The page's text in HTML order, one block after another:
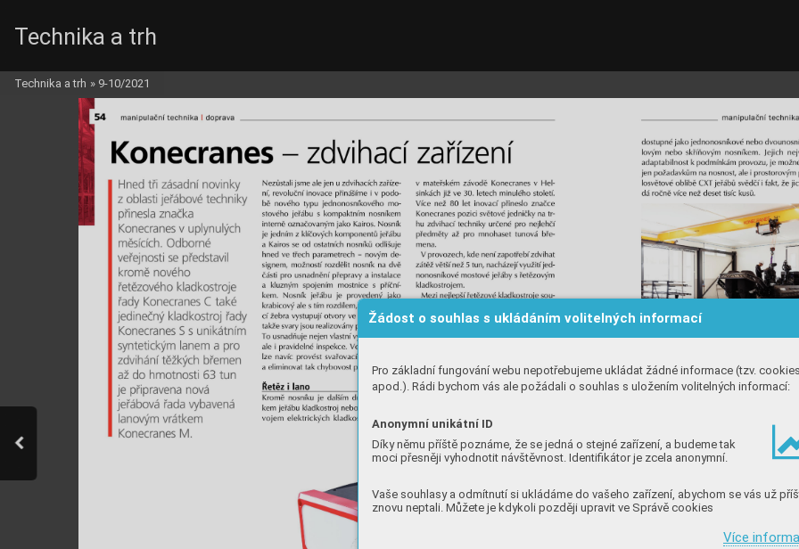
Žádost o souhlas s ukládáním volitelných informací
Pro základní fungování webu nepotřebujeme ukládat žádné informace (tzv.
apod.). Rádi bychom vás ale požádali o souhlas s uložením volitelných informací:
Anonymní unikátní ID
Díky němu příště poznáme, že se jedná o stejné zařízení, a budeme tak
moci přesněji vyhodnotit návštěvnost. Identifikátor je zcela anonymní.
Vaše souhlasy a odmítnutí si ukládáme do vašeho zařízení, abychom se vás už
znovu neptali. Můžete je kdykoli později upravit ve Správě cookies
Více
Technika a trh
Technika a trh » 9-10/2021